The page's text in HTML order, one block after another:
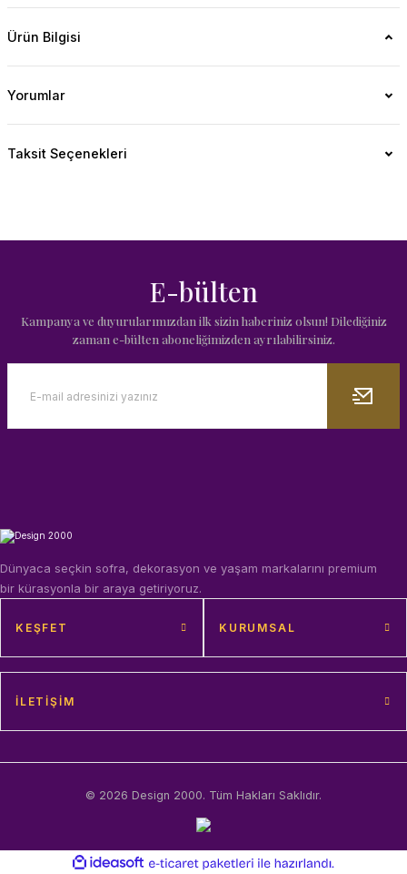
Ürün Bilgisi
Yorumlar
Taksit Seçenekleri
E-bülten
Kampanya ve duyurularımızdan ilk sizin haberiniz olsun! Dilediğiniz
zaman e-bülten aboneliğimizden ayrılabilirsiniz.
Dünyaca seçkin sofra, dekorasyon ve yaşam markalarını premium
bir kürasyonla bir araya getiriyoruz.
KEŞFET KURUMSAL
İLETIŞIM
© 2026 Design 2000. Tüm Hakları Saklıdır.
ideasoft
e-